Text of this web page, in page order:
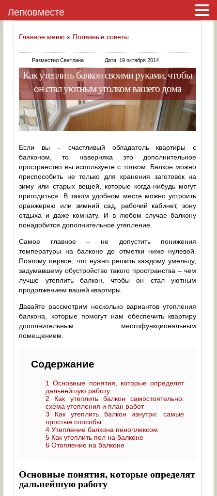
Главное меню » Полезные советы
Разместил Светлана Дата: 19 октября 2014
Как утеплить балкон своими руками, чтобы
он стал уютным уголком вашего дома
Если вы – счастливый обладатель квартиры с
балконом, то наверняка это дополнительное
пространство вы используете с толком. Балкон можно
приспособить не только для хранения заготовок на
зиму или старых вещей, которые когда-нибудь могут
пригодиться. В таком удобном месте можно устроить
оранжерею или зимний сад, рабочий кабинет, зону
отдыха и даже комнату. И в любом случае балкону
понадобится дополнительное утепление.
Самое главное – не допустить понижения
температуры на балконе до отметки ниже нулевой.
Поэтому первое, что нужно решить каждому умельцу,
задумавшему обустройство такого пространства – чем
лучше утеплить балкон, чтобы он стал уютным
продолжением вашей квартиры.
Давайте рассмотрим несколько вариантов утепления
балкона, которые помогут нам обеспечить квартиру
дополнительным многофункциональным
помещением.
Содержание
1
Основные понятия, которые определят
дальнейшую работу
2 Как утеплить балкон самостоятельно:
схема утепления и план работ
3 Как утеплить балкон изнутри: самые
простые способы
4 Утепление балкона пеноплексом
5 Как утеплить пол на балконе
6 Отопление на балконе
Основные понятия, которые определят
дальнейшую работу
Легковместе